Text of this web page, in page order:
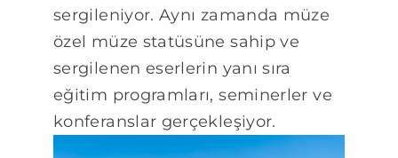
sergileniyor. Aynı zamanda müze
özel müze statüsüne sahip ve
sergilenen eserlerin yanı sıra
eğitim programları, seminerler ve
konferanslar gerçekleşiyor.